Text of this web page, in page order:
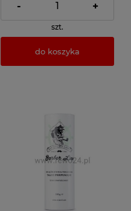
- +
szt.
do koszyka